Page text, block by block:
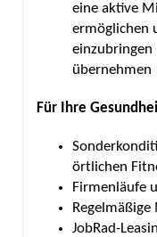
eine aktive
ermöglichen
einzubringen
übernehmen
Für Ihre
örtlichen
Firmenläufe
JobRad-